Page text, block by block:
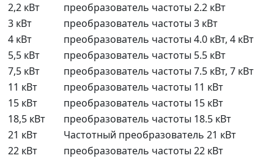
2,2 кВт
преобразователь частоты 2.2 кВт
3 кВт
преобразователь частоты 3 кВт
4 кВт
преобразователь частоты 4.0 кВт, 4 кВт
5,5 кВт
преобразователь частоты 5.5 кВт
7,5 кВт
преобразователь частоты 7.5 кВт, 7 кВт
11 кВт
преобразователь частоты 11 кВт
15 кВт
преобразователь частоты 15 кВт
18,5 кВт
преобразователь частоты 18.5 кВт
21 кВт
Частотный преобразователь 21 кВт
22 кВт
преобразователь частоты 22 кВт